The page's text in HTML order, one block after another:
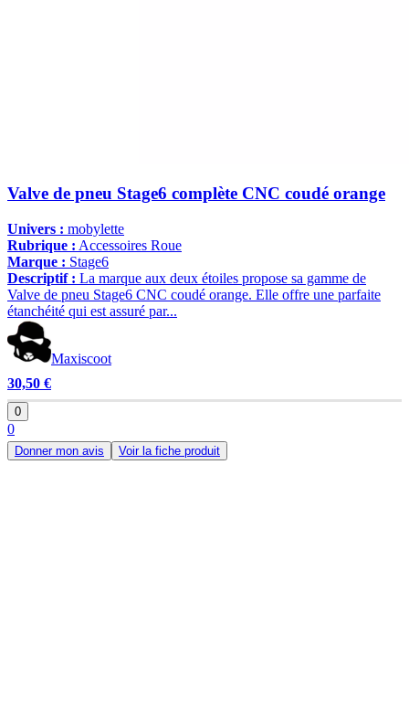
Valve de pneu Stage6 complète CNC coudé orange
Univers : mobylette
Rubrique : Accessoires Roue
Marque : Stage6
Descriptif : La marque aux deux étoiles propose sa gamme de
Valve de pneu Stage6 CNC coudé orange. Elle offre une parfaite
étanchéité qui est assuré par...
Maxiscoot
30,50 €
0
0
Donner mon avis Voir la fiche produit